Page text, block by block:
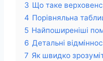
3 Що таке
4 Порівняльна
5 Найпоширеніші
6 Детальні
7 Як швидко